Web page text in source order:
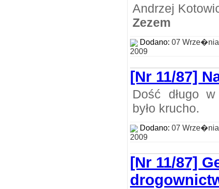
Andrzej
Zezem
Dodano: 07 Wrze�nia
2009
[Nr 11/87]
Dość długo
było krucho.
Dodano: 07 Wrze�nia
2009
[Nr 11/87]